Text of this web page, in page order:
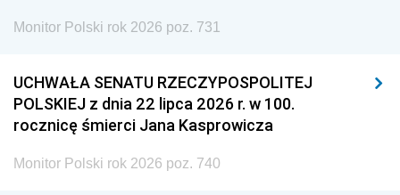
Monitor Polski rok 2026 poz. 731
UCHWAŁA SENATU RZECZYPOSPOLITEJ
POLSKIEJ z dnia 22 lipca 2026 r. w 100.
rocznicę śmierci Jana Kasprowicza
Monitor Polski rok 2026 poz. 740